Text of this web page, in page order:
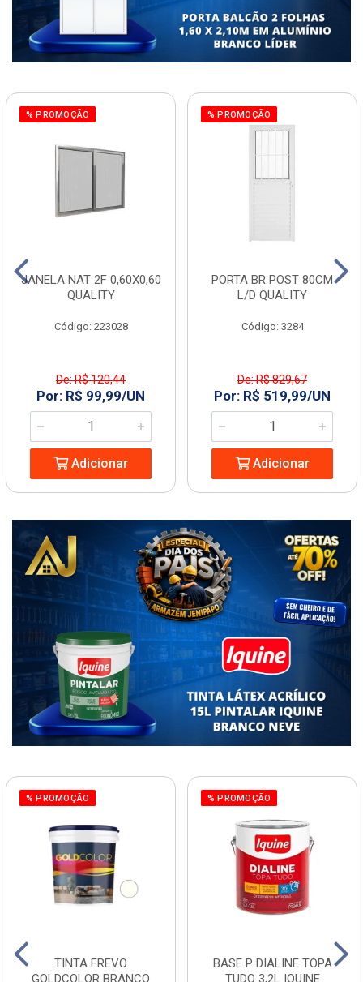
% PROMOÇÃO
JANELA NAT 2F 0,60X0,60
QUALITY
Código: 223028
De: R$ 120,44
Por: R$ 99,99/UN
Adicionar
% PROMOÇÃO
PORTA BR POST 80CM
L/D QUALITY
Código: 3284
De: R$ 829,67
Por: R$ 519,99/UN
Adicionar
% PROMOÇÃO
TINTA FREVO
GOLDCOLOR BRANCO
% PROMOÇÃO
BASE P DIALINE TOPA
TUDO 3,2L IQUINE